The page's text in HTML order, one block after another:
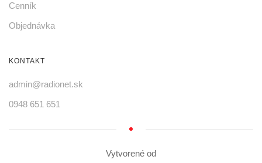
Cenník
Objednávka
KONTAKT
admin@radionet.sk
0948 651 651
Vytvorené od